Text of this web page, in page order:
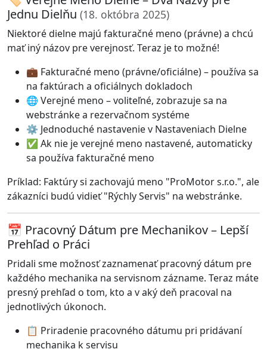
Jednu Dielňu (18. októbra 2025)
Niektoré dielne majú fakturačné meno (právne) a chcú
mať iný názov pre verejnosť. Teraz je to možné!
💼 Fakturačné meno (právne/oficiálne) – používa sa
na faktúrach a oficiálnych dokladoch
🌐 Verejné meno – voliteľné, zobrazuje sa na
webstránke a rezervačnom systéme
⚙️ Jednoduché nastavenie v Nastaveniach Dielne
✅ Ak nie je verejné meno nastavené, automaticky
sa používa fakturačné meno
Príklad: Faktúry si zachovajú meno "ProMotor s.r.o.", ale
zákazníci budú vidieť "Rýchly Servis" na webstránke.
📅 Pracovný Dátum pre Mechanikov – Lepší
Prehľad o Práci
Pridali sme možnosť zaznamenať pracovný dátum pre
každého mechanika na servisnom zázname. Teraz máte
presný prehľad o tom, kto a v aký deň pracoval na
jednotlivých úkonoch.
📋 Priradenie pracovného dátumu pri pridávaní
mechanika k servisu